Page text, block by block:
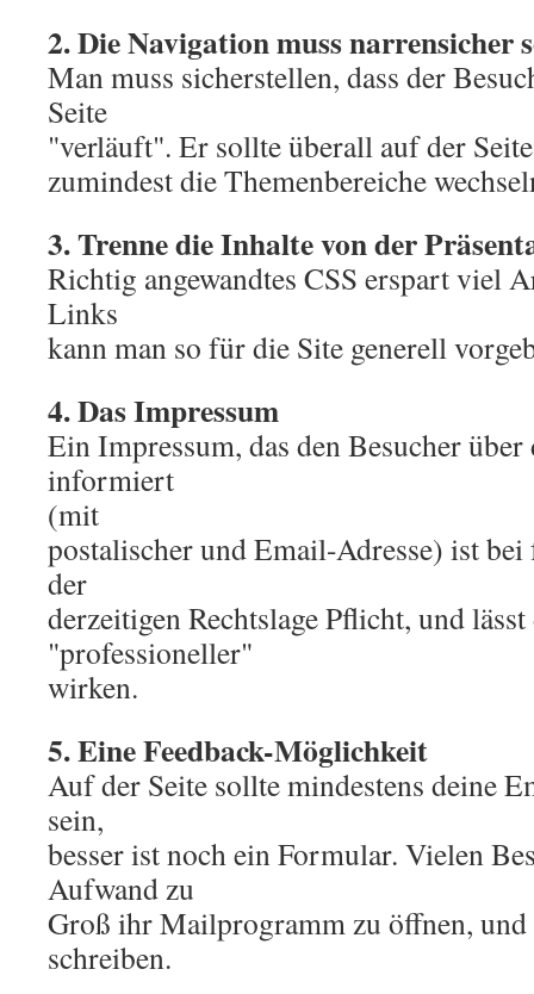
2. Die Navigation muss narrensicher
Man muss sicherstellen, dass der
Seite
"verläuft". Er sollte überall auf der Seite
zumindest die Themenbereiche
3. Trenne die Inhalte von der
Richtig angewandtes CSS erspart viel
Links
kann man so für die Site generell
4. Das Impressum
Ein Impressum, das den Besucher
informiert
(mit
postalischer und Email-Adresse) ist bei
der
derzeitigen Rechtslage Pflicht, und
"professioneller"
wirken.
5. Eine Feedback-Möglichkeit
Auf der Seite sollte mindestens deine
sein,
besser ist noch ein Formular. Vielen
Aufwand zu
Groß ihr Mailprogramm zu öffnen,
schreiben.